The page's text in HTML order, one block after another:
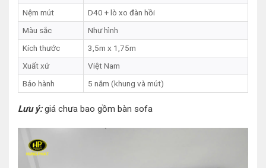
Nệm mút
D40 + lò xo đàn hồi
Màu sắc
Như hình
Kích thước
3,5m x 1,75m
Xuất xứ
Việt Nam
Bảo hành
5 năm (khung và mút)
Lưu ý: giá chưa bao gồm bàn sofa